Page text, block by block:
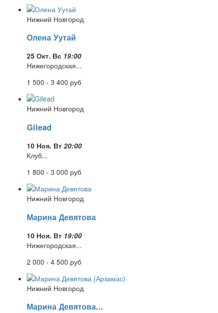
Нижний Новгород
Олена Уутай
25 Окт. Вс 19:00
Нижегородская...
1 500 - 3 400 руб
Нижний Новгород
Gilead
10 Ноя. Вт 20:00
Клуб...
1 800 - 3 000 руб
Нижний Новгород
Марина Девятова
10 Ноя. Вт 19:00
Нижегородская...
2 000 - 4 500 руб
Нижний Новгород
Марина Девятова...